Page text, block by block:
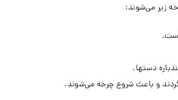
زیر می‌شوند:
دستها.
و باعث شروع چرخه می‌شوند.